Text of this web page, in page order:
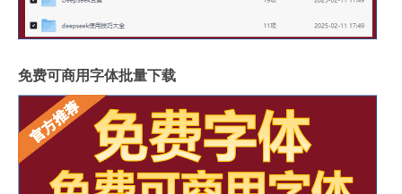
免费可商用字体批量下载